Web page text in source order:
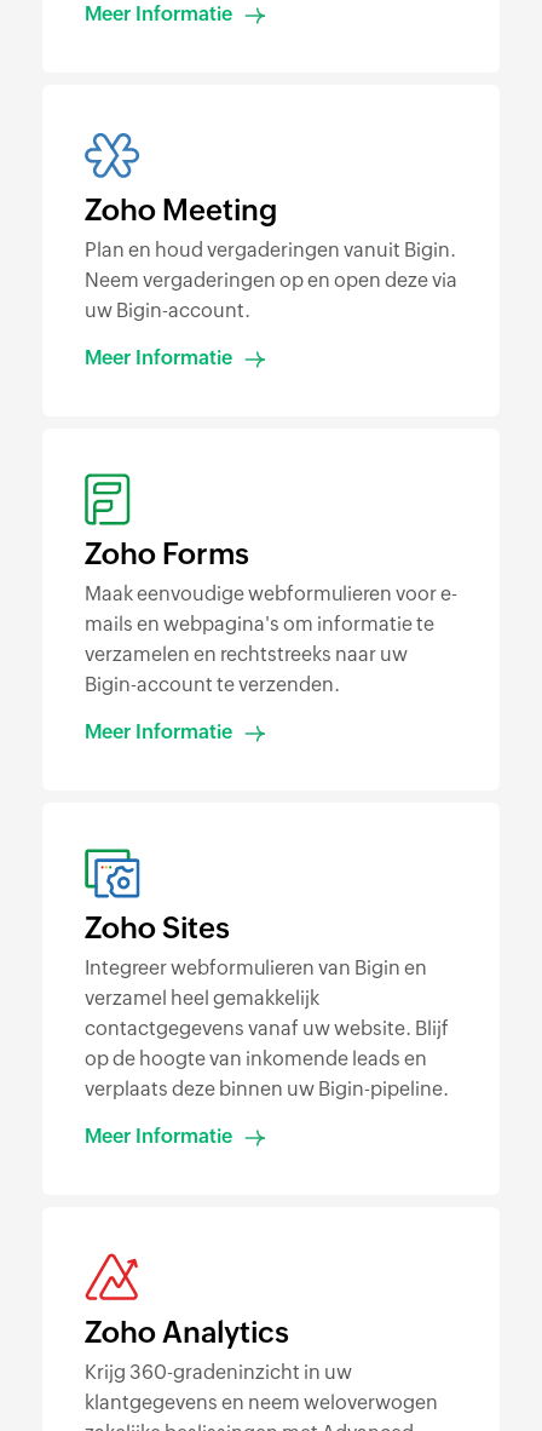
Meer Informatie
Zoho Meeting
Plan en houd vergaderingen vanuit Bigin.
Neem vergaderingen op en open deze via
uw Bigin-account.
Meer Informatie
Zoho Forms
Maak eenvoudige webformulieren voor e-
mails en webpagina's om informatie te
verzamelen en rechtstreeks naar uw
Bigin-account te verzenden.
Meer Informatie
Zoho Sites
Integreer webformulieren van Bigin en
verzamel heel gemakkelijk
contactgegevens vanaf uw website. Blijf
op de hoogte van inkomende leads en
verplaats deze binnen uw Bigin-pipeline.
Meer Informatie
Zoho Analytics
Krijg 360-gradeninzicht in uw
klantgegevens en neem weloverwogen